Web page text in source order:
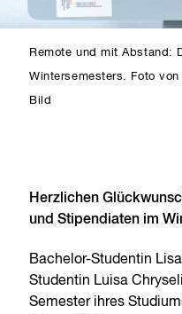
Remote und mit Abstand:
Wintersemesters. Foto
Bild
Herzlichen
und Stipendiaten im
Bachelor-Studentin
Studentin Luisa
Semester ihres